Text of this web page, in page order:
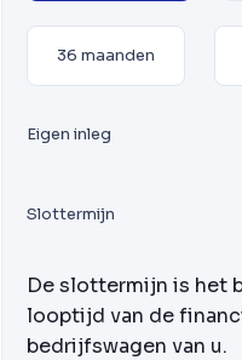
36 maanden
Eigen inleg
Slottermijn
De slottermijn is het
looptijd van de
bedrijfswagen van u.